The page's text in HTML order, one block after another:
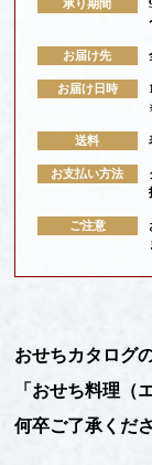
承り期間
お届け先
お届け日時
送料
お支払い方法
ご注意
おせちカタログ
「おせち料理
何卒ご了承くだ